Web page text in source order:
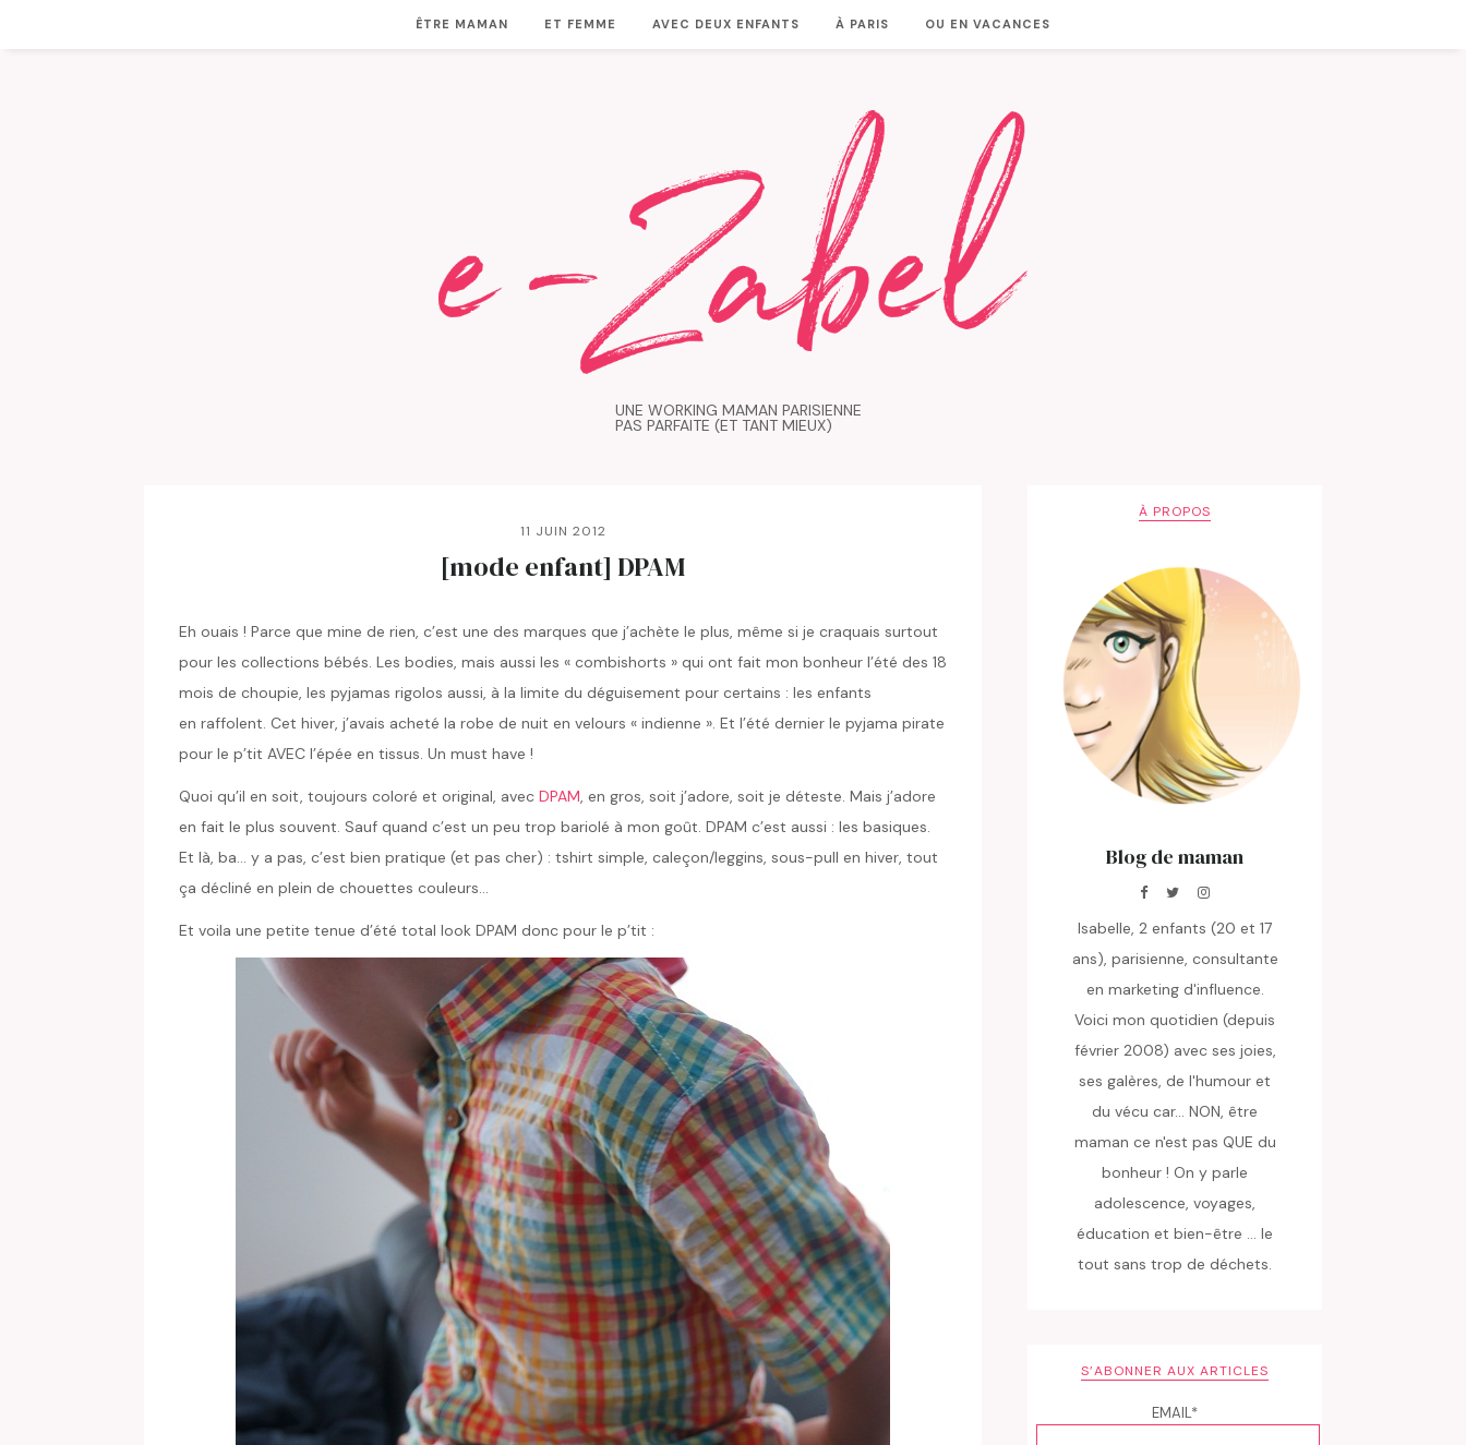
ÊTRE MAMAN ET FEMME AVEC DEUX ENFANTS À PARIS OU EN VACANCES
UNE WORKING MAMAN PARISIENNE
PAS PARFAITE (ET TANT MIEUX)
11 JUIN 2012
[mode enfant] DPAM
Eh ouais ! Parce que mine de rien, c’est une des marques que j’achète le plus, même si je craquais surtout
pour les collections bébés. Les bodies, mais aussi les « combishorts » qui ont fait mon bonheur l’été des 18
mois de choupie, les pyjamas rigolos aussi, à la limite du déguisement pour certains : les enfants
en raffolent. Cet hiver, j’avais acheté la robe de nuit en velours « indienne ». Et l’été dernier le pyjama pirate
pour le p’tit AVEC l’épée en tissus. Un must have !
Quoi qu’il en soit, toujours coloré et original, avec DPAM, en gros, soit j’adore, soit je déteste. Mais j’adore
en fait le plus souvent. Sauf quand c’est un peu trop bariolé à mon goût. DPAM c’est aussi : les basiques.
Et là, ba… y a pas, c’est bien pratique (et pas cher) : tshirt simple, caleçon/leggins, sous-pull en hiver, tout
ça décliné en plein de chouettes couleurs…
Et voila une petite tenue d’été total look DPAM donc pour le p’tit :
À PROPOS
Blog de maman
Isabelle, 2 enfants (20 et 17
ans), parisienne, consultante
en marketing d'influence.
Voici mon quotidien (depuis
février 2008) avec ses joies,
ses galères, de l'humour et
du vécu car... NON, être
maman ce n'est pas QUE du
bonheur ! On y parle
adolescence, voyages,
éducation et bien-être ... le
tout sans trop de déchets.
S’ABONNER AUX ARTICLES
EMAIL*